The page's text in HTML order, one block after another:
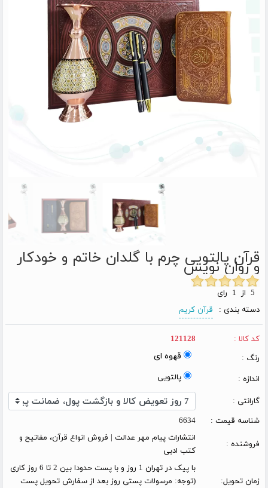
قرآن پالتویی چرم با گلدان خاتم و خودکار
و روان نویس
دسته بندی :
قرآن کریم
کد کالا :
121128
رنگ :
قهوه ای
اندازه : پالتویی
گارانتی :
شناسه قیمت :
6634
فروشنده :
انتشارات پیام مهر عدالت | فروش انواع قرآن، مفاتیح و
کتب ادبی
زمان تحویل:
با پیک در تهران 1 روز و با پست حدودا بین 2 تا 6 روز کاری
(توجه: مرسولات پستی روز بعد از سفارش تحویل پست